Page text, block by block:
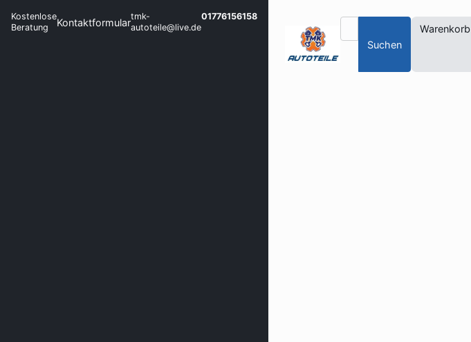
Kostenlose
Beratung
Kontaktformulartmk-
autoteile@live.de
01776156158
Suchen
Warenkorb